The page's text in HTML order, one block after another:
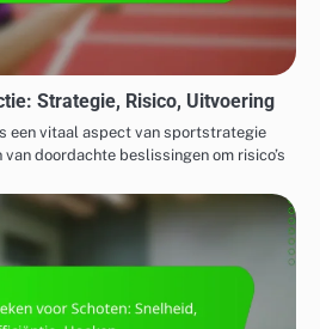
Strategie, Risico, Uitvoering
een vitaal aspect van sportstrategie
doordachte beslissingen om risico’s